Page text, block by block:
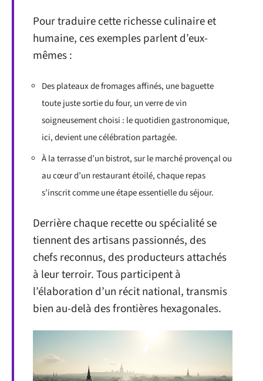
Pour traduire cette richesse culinaire et
humaine, ces exemples parlent d’eux-
mêmes :
Des plateaux de fromages affinés, une baguette
toute juste sortie du four, un verre de vin
soigneusement choisi : le quotidien gastronomique,
ici, devient une célébration partagée.
À la terrasse d’un bistrot, sur le marché provençal ou
au cœur d’un restaurant étoilé, chaque repas
s’inscrit comme une étape essentielle du séjour.
Derrière chaque recette ou spécialité se
tiennent des artisans passionnés, des
chefs reconnus, des producteurs attachés
à leur terroir. Tous participent à
l’élaboration d’un récit national, transmis
bien au-delà des frontières hexagonales.